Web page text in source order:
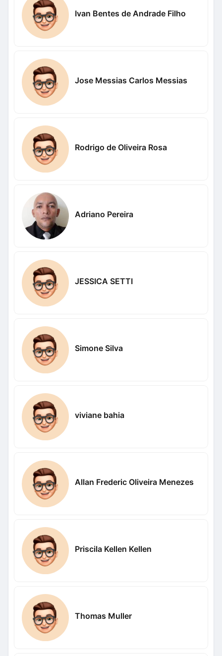
Ivan Bentes de Andrade Filho
Jose Messias Carlos Messias
Rodrigo de Oliveira Rosa
Adriano Pereira
JESSICA SETTI
Simone Silva
viviane bahia
Allan Frederic Oliveira Menezes
Priscila Kellen Kellen
Thomas Muller